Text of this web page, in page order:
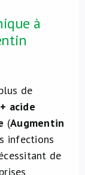
à
de
acide
(Augmentin
infections
de